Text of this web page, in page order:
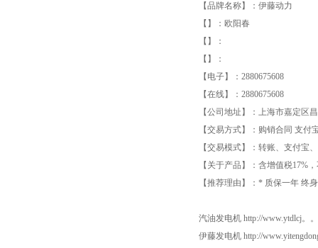
【品牌名称】：伊藤动力
【】：欧阳春
【】：
【】：
【电子】：2880675608
【在线】：2880675608
【公司地址】：上海市嘉定区
【交易方式】：购销合同 支付
【交易模式】：转账、支付宝
【关于产品】：含增值税17%
【推荐理由】：* 质保一年 终
汽油发电机 http://www.ytdlcj。
伊藤发电机 http://